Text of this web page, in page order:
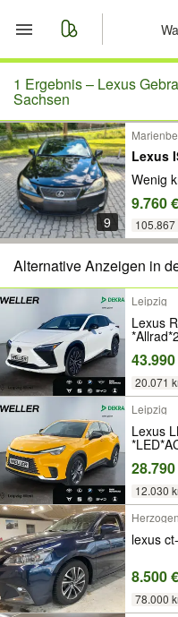
Start
Merkliste
Nachrichten
Anzeige
1 Ergebnis – Lexus
Sachsen
9
Lexus
Wenig
9.760 €
105.867
Alternative Anzeigen in
Leipzig
Lexus
20.071
Leipzig
Lexus
12.030
lexus
8.500 €
78.000